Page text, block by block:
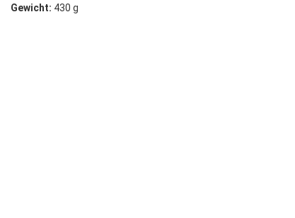
Gewicht: 430 g